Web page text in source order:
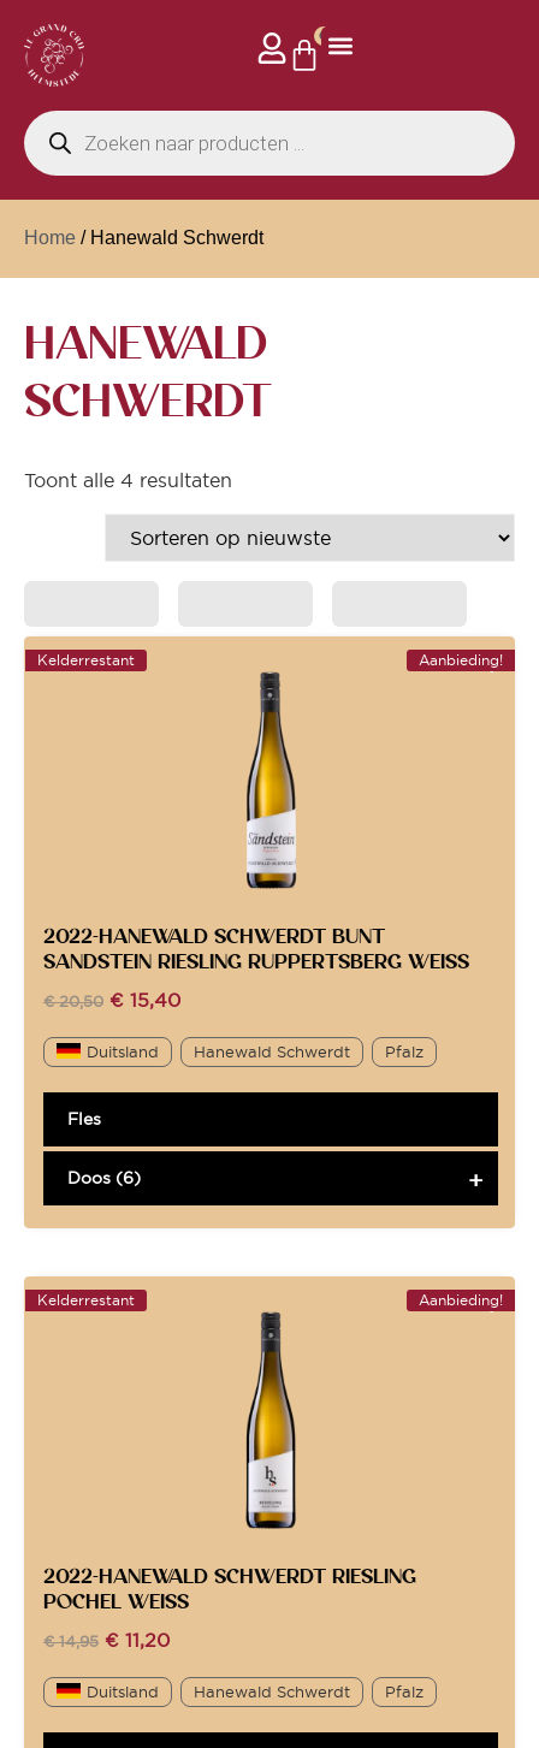
0
Home / Hanewald Schwerdt
HANEWALD
SCHWERDT
Toont alle 4 resultaten
Aanbieding!
Kelderrestant
2022-HANEWALD SCHWERDT BUNT
SANDSTEIN RIESLING RUPPERTSBERG WEISS
€20,50 € 15,40
Duitsland Hanewald Schwerdt Pfalz
Fles
Doos (6)
Aanbieding!
Kelderrestant
2022-HANEWALD SCHWERDT RIESLING
POCHEL WEISS
€14,95 € 11,20
Duitsland Hanewald Schwerdt Pfalz